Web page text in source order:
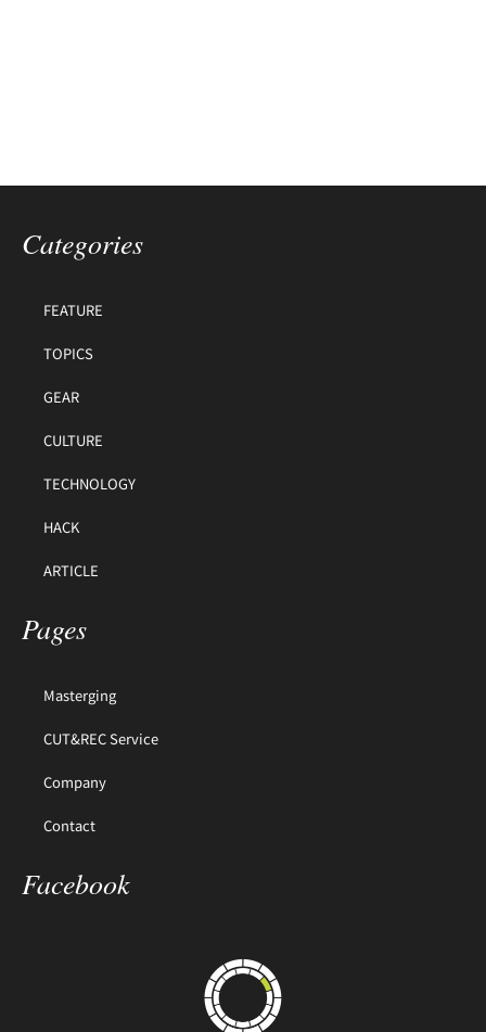
Categories
FEATURE
TOPICS
GEAR
CULTURE
TECHNOLOGY
HACK
ARTICLE
Pages
Masterging
CUT&REC Service
Company
Contact
Facebook